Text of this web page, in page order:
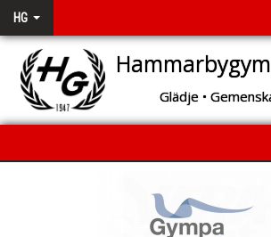
HG
Glädje •